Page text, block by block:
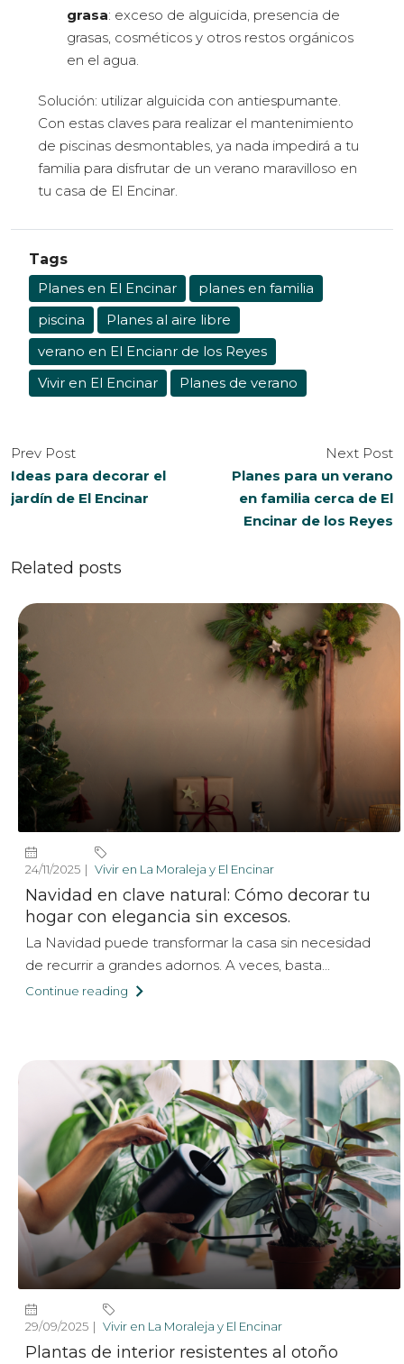
grasa: exceso de alguicida, presencia de
grasas, cosméticos y otros restos orgánicos
en el agua.
Solución: utilizar alguicida con antiespumante.
Con estas claves para realizar el mantenimiento
de piscinas desmontables, ya nada impedirá a tu
familia para disfrutar de un verano maravilloso en
tu casa de El Encinar.
Tags
Planes en El Encinar
planes en familia
piscina
Planes al aire libre
verano en El Encianr de los Reyes
Vivir en El Encinar
Planes de verano
Prev Post
Ideas para decorar el
jardín de El Encinar
Next Post
Planes para un verano
en familia cerca de El
Encinar de los Reyes
Related posts
24/11/2025 Vivir en La Moraleja y El Encinar
Navidad en clave natural: Cómo decorar tu
hogar con elegancia sin excesos.
La Navidad puede transformar la casa sin necesidad
de recurrir a grandes adornos. A veces, basta...
Continue reading
29/09/2025 Vivir en La Moraleja y El Encinar
Plantas de interior resistentes al otoño